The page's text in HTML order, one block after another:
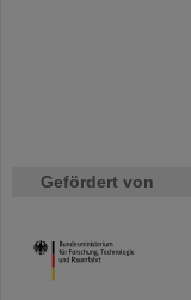
Gefördert von
HMWK